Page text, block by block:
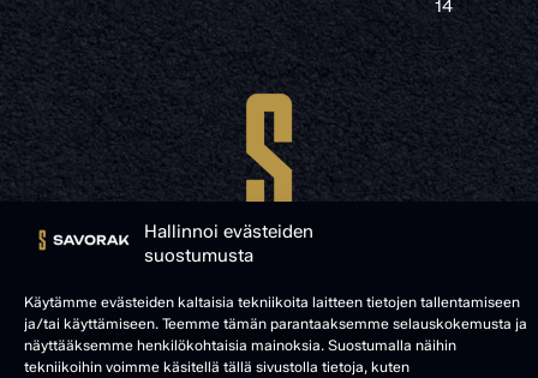
Hallinnoi evästeiden
suostumusta
Käytämme evästeiden kaltaisia tekniikoita laitteen tietojen tallentamiseen
ja/tai käyttämiseen. Teemme tämän parantaaksemme selauskokemusta ja
näyttääksemme henkilökohtaisia mainoksia. Suostumalla näihin
tekniikoihin voimme käsitellä tällä sivustolla tietoja, kuten
14
© SAVORAK 2025